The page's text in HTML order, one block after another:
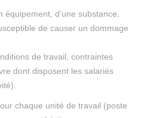
d’une substance,
de causer un dommage
de travail, contraintes
dont disposent les salariés
chaque unité de travail (poste